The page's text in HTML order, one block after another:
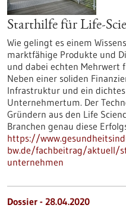
Starthilfe für Life-
Wie gelingt es einem
marktfähige Produkte und
und dabei echten Mehrwert
Neben einer soliden
Infrastruktur und ein
Unternehmertum. Der
Gründern aus den Life
Branchen genau diese
https://
bw.de/fachbeitrag/aktuell/
unternehmen
Dossier - 28.04.2020